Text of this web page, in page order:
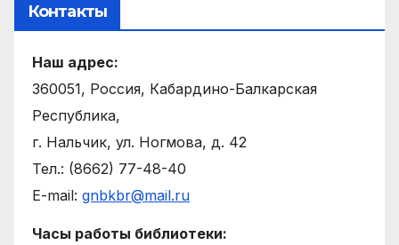
Контакты
Наш адрес:
360051, Россия, Кабардино-Балкарская
Республика,
г. Нальчик, ул. Ногмова, д. 42
Тел.: (8662) 77-48-40
E-mail: gnbkbr@mail.ru
Часы работы библиотеки: